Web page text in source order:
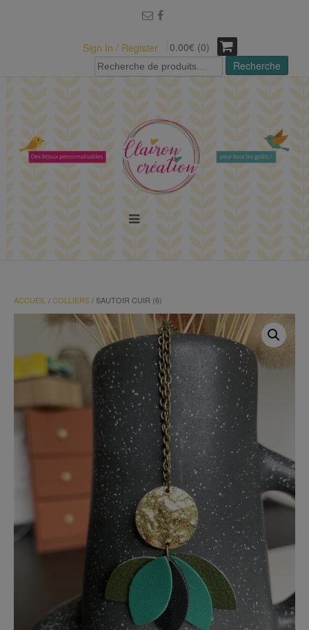
Sign In / Register
0.00€ (0)
Recherche
pour :
Recherche
ACCUEIL /COLLIERS/ SAUTOIR CUIR (6)